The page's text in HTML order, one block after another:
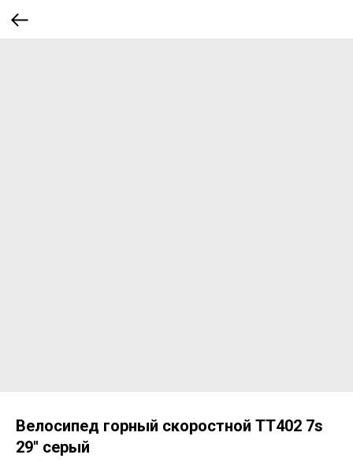
Велосипед горный скоростной ТТ402 7s
29'' серый